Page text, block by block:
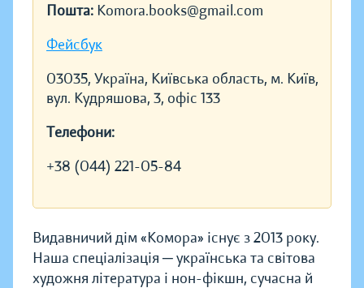
Пошта: Komora.books@gmail.com
Фейсбук
03035, Україна, Київська область, м. Київ,
вул. Кудряшова, 3, офіс 133
Телефони:
+38 (044) 221-05-84
Видавничий дім «Комора» існує з 2013 року.
Наша спеціалізація ─ українська та світова
художня література і нон-фікшн, сучасна й